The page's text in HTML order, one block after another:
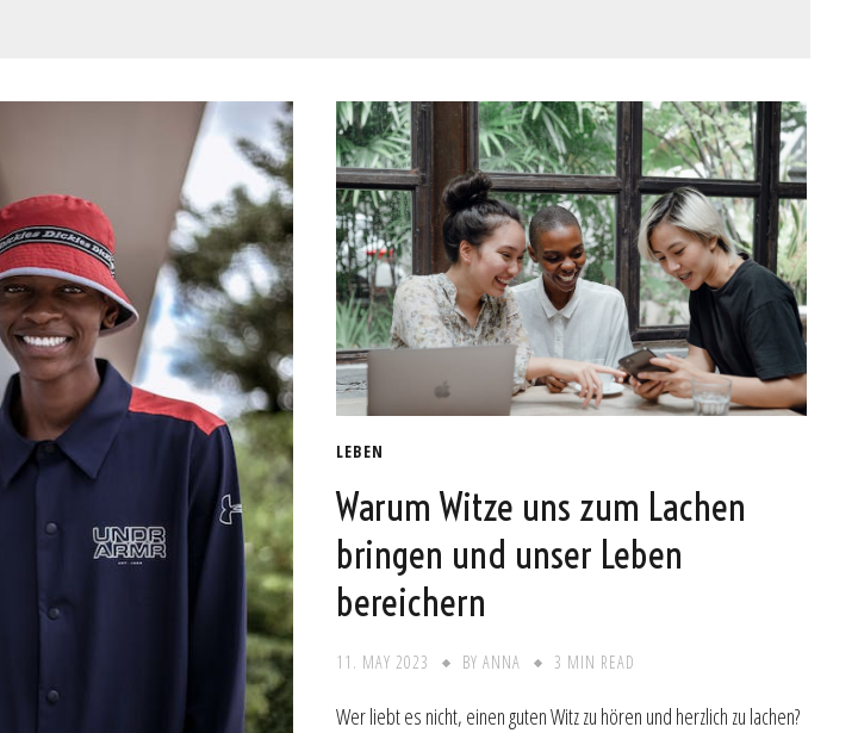
LEBEN
Warum Witze uns zum Lachen
bringen und unser Leben
bereichern
11. MAY 2023 BY ANNA 3 MIN READ
Wer liebt es nicht, einen guten Witz zu hören und herzlich zu lachen?